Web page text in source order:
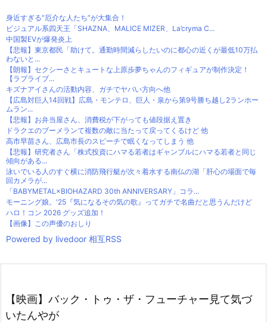
身近すぎる“厄介な人たち”が大集合！
ビジュアル系四天王「SHAZNA、MALICE MIZER、La’cryma C...
中国製EVが爆発炎上
【悲報】東京都民「助けて。通勤時間減らしたいのに都心の近くが最低10万払
わないと...
【朗報】セクシーさとキュートな上原歩夢ちゃんのフィギュアが制作決定！
【ラブライブ...
キズナアイさんの活動内容、ガチでヤバい方向へ他
【広島対巨人14回戦】広島・モンテロ、巨人・泉から第9号勝ち越し2ランホー
ムラン...
【悲報】お弁当屋さん、消費税が下がっても値段据え置き
ドラクエのブーメランて複数の敵に当たって戻ってくるけど 他
高市早苗さん、広島市長のスピーチで眠くなってしまう 他
【悲報】研究者さん「株式投資にハマる若者はギャンブルにハマる若者と同じ
傾向がある...
泳いでいる人のすぐ横に消防飛行艇が次々着水する南仏の湖「肝心の場面で毎
回カメラが...
「BABYMETAL×BIOHAZARD 30th ANNIVERSARY」コラ...
モーニング娘。'25『気になるその気の歌』ってガチで名曲だと思うんだけど
ハロ！コン 2026 グッズ追加！
【画像】この声優のおしり
Powered by livedoor 相互RSS
【映画】バック・トゥ・ザ・フューチャー見て気づ
いたんやが